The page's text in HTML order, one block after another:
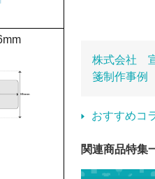
株式会社
箋制作事例
おすすめコ
関連商品特集